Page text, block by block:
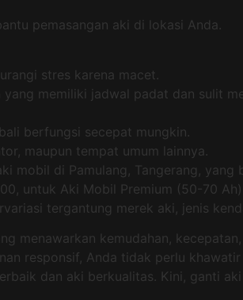
pemasangan aki di lokasi Anda.
stres karena macet.
memiliki jadwal padat dan sulit
berfungsi secepat mungkin.
maupun tempat umum lainnya.
mobil di Pamulang, Tangerang, yang
untuk Aki Mobil Premium (50-70
tergantung merek aki, jenis
menawarkan kemudahan,
responsif, Anda tidak perlu
dan aki berkualitas. Kini, ganti